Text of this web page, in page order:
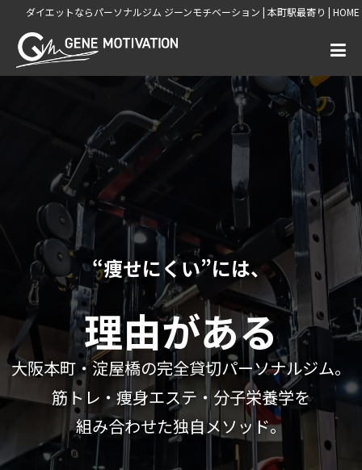
ダイエットならパーソナルジム ジーンモチベーション | 本町駅最寄り | HOME
“痩せにくい”には、
理由がある
大阪本町・淀屋橋の完全貸切パーソナルジム。
筋トレ・痩身エステ・分子栄養学を
組み合わせた独自メソッド。